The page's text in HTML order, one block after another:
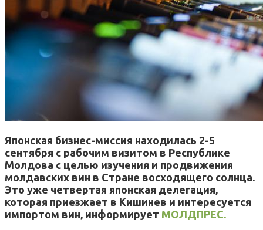
Японская бизнес-миссия находилась 2-5
сентября с рабочим визитом в Республике
Молдова с целью изучения и продвижения
молдавских вин в Стране восходящего солнца.
Это уже четвертая японская делегация,
которая приезжает в Кишинев и интересуется
импортом вин, информирует МОЛДПРЕС.